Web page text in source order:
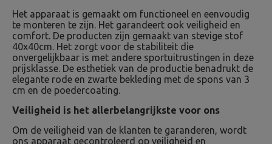
Het apparaat is gemaakt om functioneel en eenvoudig
te monteren te zijn. Het garandeert ook veiligheid en
comfort. De producten zijn gemaakt van stevige stof
40x40cm. Het zorgt voor de stabiliteit die
onvergelijkbaar is met andere sportuitrustingen in deze
prijsklasse. De esthetiek van de productie benadrukt de
elegante rode en zwarte bekleding met de spons van 3
cm en de poedercoating.
Veiligheid is het allerbelangrijkste voor ons
Om de veiligheid van de klanten te garanderen, wordt
ons apparaat gecontroleerd op veiligheid en